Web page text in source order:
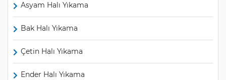
Asyam Halı Yıkama
Bak Halı Yıkama
Çetin Halı Yıkama
Ender Halı Yıkama